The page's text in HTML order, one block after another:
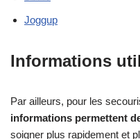
Joggup
Informations
Par ailleurs, pour les
informations permettent
soigner plus rapidement et